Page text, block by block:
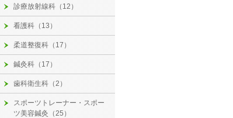
診療放射線科（12）
看護科（13）
柔道整復科（17）
鍼灸科（17）
歯科衛生科（2）
スポーツトレーナー・スポー
ツ美容鍼灸（25）